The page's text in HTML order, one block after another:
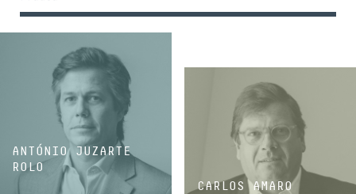
ANTÓNIO JUZARTE
ROLO
CARLOS AMARO